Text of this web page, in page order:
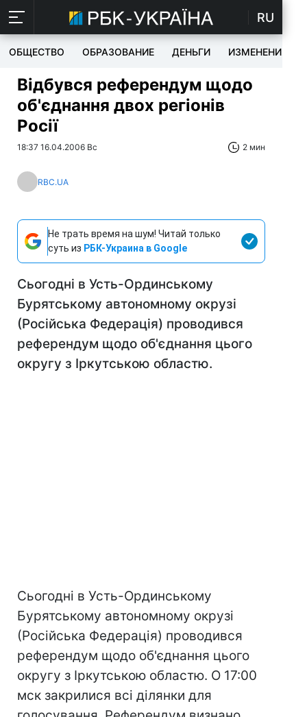
RU
ОБЩЕСТВО ОБРАЗОВАНИЕ ДЕНЬГИ ИЗМЕНЕНИЯ
Відбувся референдум щодо
об'єднання двох регіонів
Росії
18:37 16.04.2006 Вс 2 мин
RBC.UA
Не трать время на шум! Читай только
суть из РБК-Украина в Google
Сьогодні в Усть-Ординському
Бурятському автономному окрузі
(Російська Федерація) проводився
референдум щодо об'єднання цього
округу з Іркутською областю.
Сьогодні в Усть-Ординському
Бурятському автономному окрузі
(Російська Федерація) проводився
референдум щодо об'єднання цього
округу з Іркутською областю. О 17:00
мск закрилися всі ділянки для